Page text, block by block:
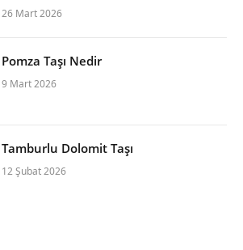
26 Mart 2026
Pomza Taşı Nedir
9 Mart 2026
Tamburlu Dolomit Taşı
12 Şubat 2026